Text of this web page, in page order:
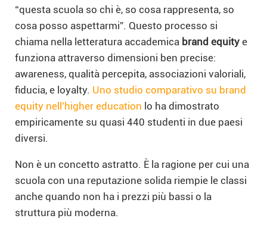
“questa scuola so chi è, so cosa rappresenta, so
cosa posso aspettarmi”. Questo processo si
chiama nella letteratura accademica brand equity e
funziona attraverso dimensioni ben precise:
awareness, qualità percepita, associazioni valoriali,
fiducia, e loyalty. Uno studio comparativo su brand
equity nell’higher education lo ha dimostrato
empiricamente su quasi 440 studenti in due paesi
diversi.
Non è un concetto astratto. È la ragione per cui una
scuola con una reputazione solida riempie le classi
anche quando non ha i prezzi più bassi o la
struttura più moderna.